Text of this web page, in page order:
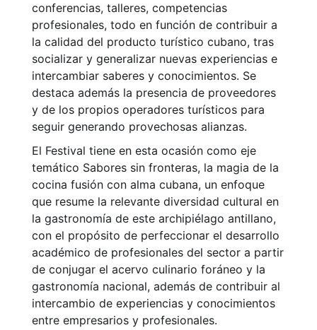
conferencias, talleres, competencias
profesionales, todo en función de contribuir a
la calidad del producto turístico cubano, tras
socializar y generalizar nuevas experiencias e
intercambiar saberes y conocimientos. Se
destaca además la presencia de proveedores
y de los propios operadores turísticos para
seguir generando provechosas alianzas.
El Festival tiene en esta ocasión como eje
temático Sabores sin fronteras, la magia de la
cocina fusión con alma cubana, un enfoque
que resume la relevante diversidad cultural en
la gastronomía de este archipiélago antillano,
con el propósito de perfeccionar el desarrollo
académico de profesionales del sector a partir
de conjugar el acervo culinario foráneo y la
gastronomía nacional, además de contribuir al
intercambio de experiencias y conocimientos
entre empresarios y profesionales.